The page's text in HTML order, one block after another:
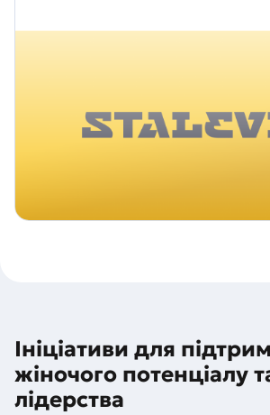
Ініціативи для
жіночого потенціалу
лідерства